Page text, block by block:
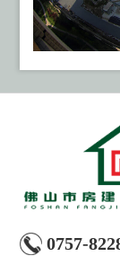
0757-